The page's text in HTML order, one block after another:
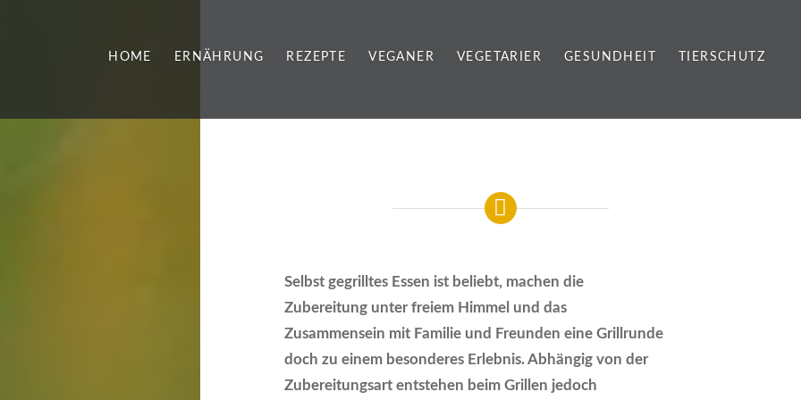
HOME ERNÄHRUNG REZEPTE VEGANER VEGETARIER GESUNDHEIT TIERSCHUTZ
Selbst gegrilltes Essen ist beliebt, machen die
Zubereitung unter freiem Himmel und das
Zusammensein mit Familie und Freunden eine Grillrunde
doch zu einem besonderes Erlebnis. Abhängig von der
Zubereitungsart entstehen beim Grillen jedoch